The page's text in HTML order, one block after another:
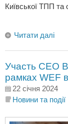
Київської ТПП та
Читати далі
Участь СЕО
рамках WEF
22 січня 2024
Новини та події